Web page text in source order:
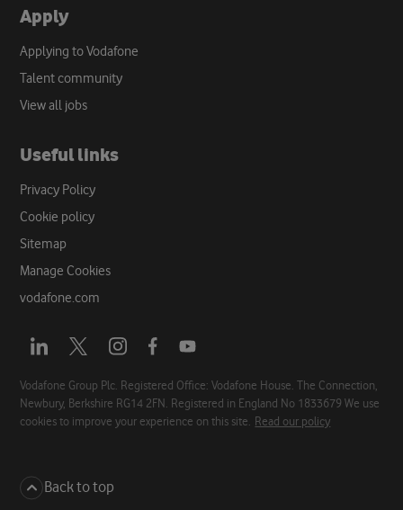
Apply
Applying to Vodafone
Talent community
View all jobs
Useful links
Privacy Policy
Cookie policy
Sitemap
Manage Cookies
vodafone.com
Opens
new
tab
Opens
new
tab
Opens
new
tab
Opens
new
tab
Opens
new
tab
Vodafone Group Plc. Registered Office: Vodafone House. The Connection,
Newbury, Berkshire RG14 2FN. Registered in England No 1833679 We use
cookies to improve your experience on this site. Read our policy
Back to top